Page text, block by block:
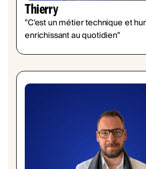
Thierry
"C'est un métier technique et
enrichissant au quotidien"